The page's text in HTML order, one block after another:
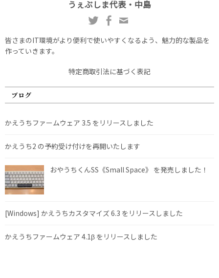
うぇぶしま代表・中島
皆さまのIT環境がより便利で使いやすくなるよう、魅力的な製品を
作っていきます。
特定商取引法に基づく表記
ブログ
かえうちファームウェア 3.5 をリリースしました
かえうち2 の予約受け付けを再開いたします
おやうちくんSS《Small Space》 を発売しました！
[Windows] かえうちカスタマイズ 6.3 をリリースしました
かえうちファームウェア 4.1β をリリースしました